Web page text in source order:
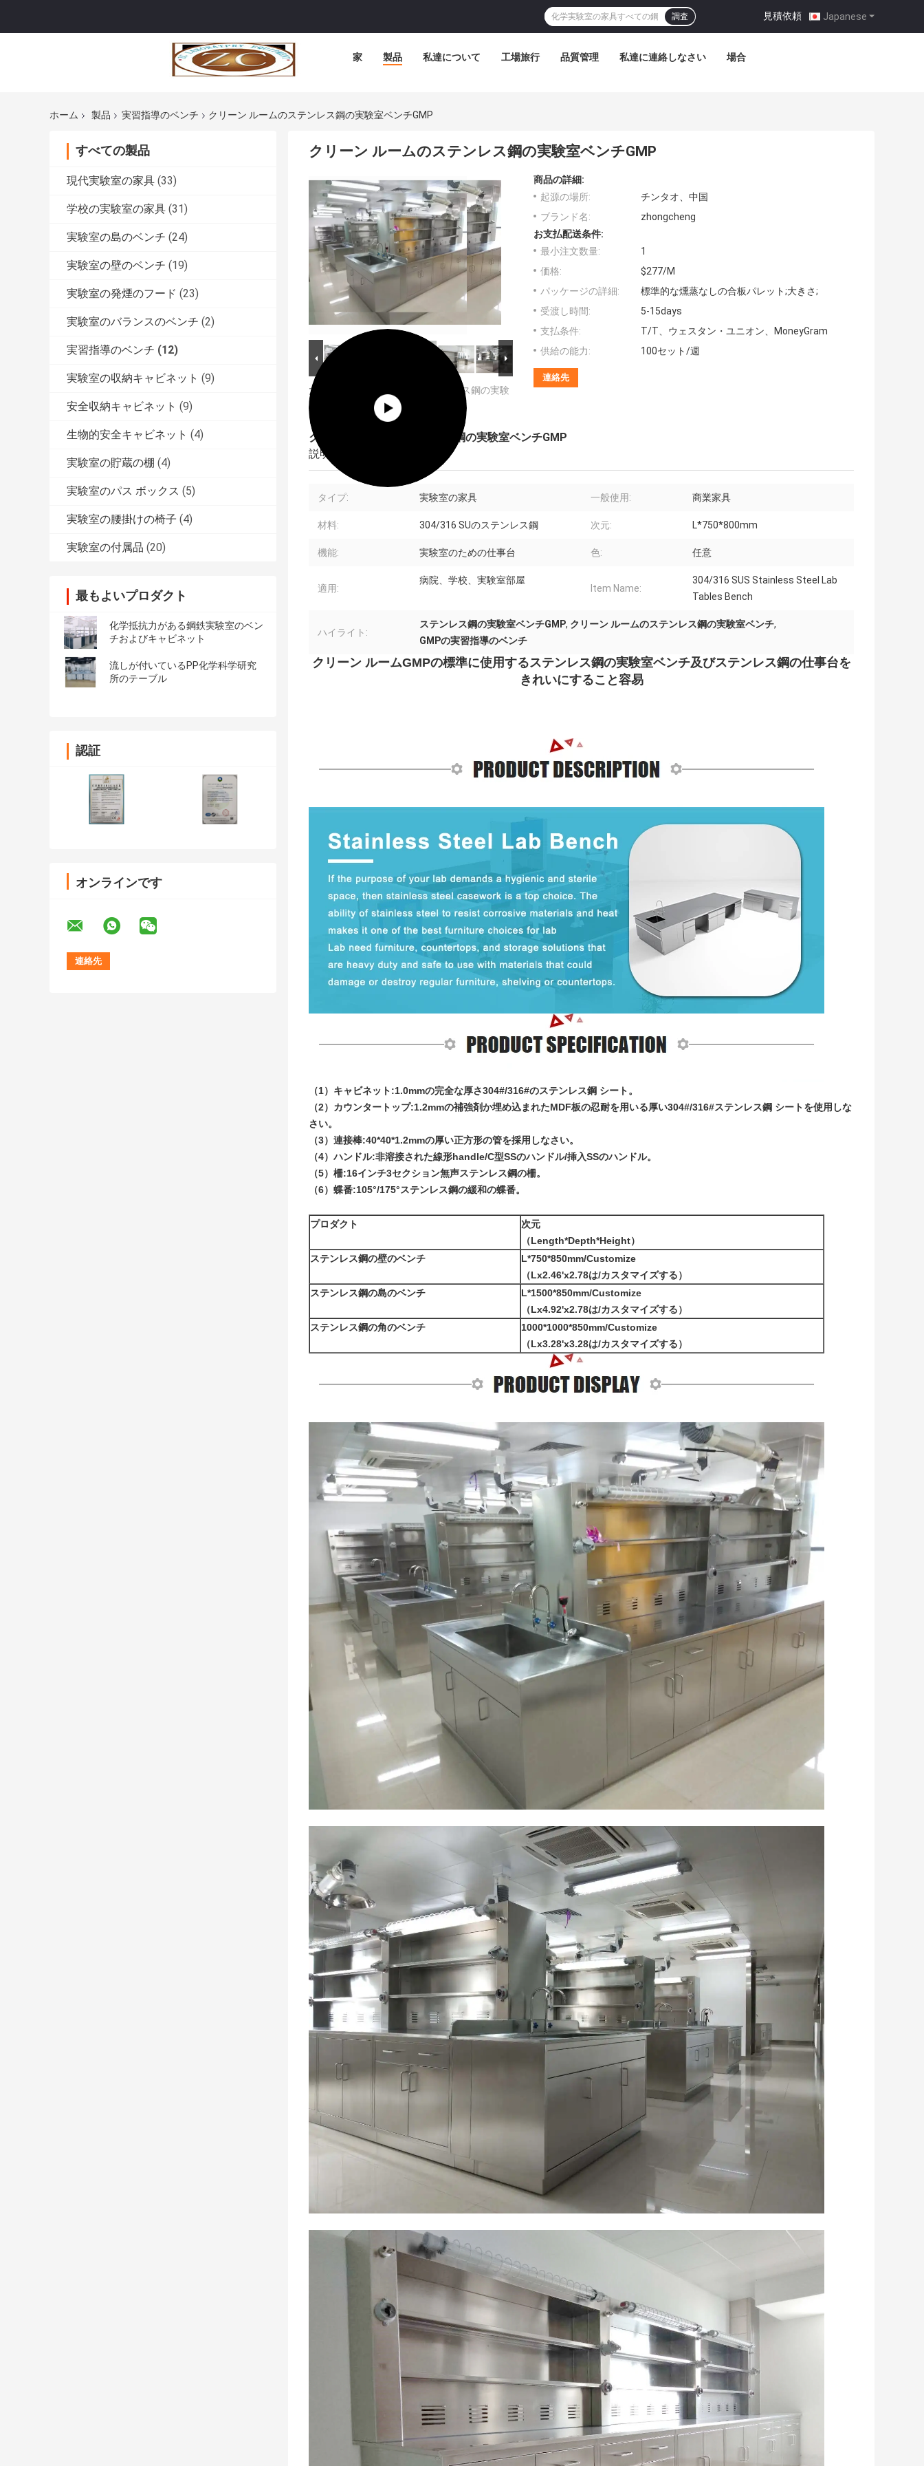
Japanese
見積依頼 |
調査
家 製品 私達について 工場旅行 品質管理 私達に連絡しなさい 場合
ホーム 製品 実習指導のベンチ クリーン ルームのステンレス鋼の実験室ベンチGMP
すべての製品
現代実験室の家具 (33)
学校の実験室の家具 (31)
実験室の島のベンチ (24)
実験室の壁のベンチ (19)
実験室の発煙のフード (23)
実験室のバランスのベンチ (2)
実習指導のベンチ (12)
実験室の収納キャビネット (9)
安全収納キャビネット (9)
生物的安全キャビネット (4)
実験室の貯蔵の棚 (4)
実験室のパス ボックス (5)
実験室の腰掛けの椅子 (4)
実験室の付属品 (20)
最もよいプロダクト
化学抵抗力がある鋼鉄実験室のベン
チおよびキャビネット
流しが付いているPP化学科学研究
所のテーブル
認証
オンラインです
クリーン ルームのステンレス鋼の実験室ベンチGMP
大画像 :
クリーン ルームのステンレス鋼の実験
室ベンチGMP
商品の詳細:
起源の場所:
チンタオ、中国
ブランド名:
zhongcheng
お支払配送条件:
最小注文数量:
1
価格:
$277/M
パッケージの詳細:
標準的な燻蒸なしの合板パレット;大きさ;
受渡し時間:
5-15days
支払条件:
T/T、ウェスタン・ユニオン、MoneyGram
供給の能力:
100セット/週
連絡先
クリーン ルームのステンレス鋼の実験室ベンチGMP
説明
タイプ: 実験室の家具 一般使用: 商業家具
材料: 304/316 SUのステンレス鋼 次元: L*750*800mm
機能: 実験室のための仕事台 色: 任意
適用:
病院、学校、実験室部屋
Item Name:
304/316 SUS Stainless Steel Lab
Tables Bench
ハイライト:
ステンレス鋼の実験室ベンチGMP, クリーン ルームのステンレス鋼の実験室ベンチ,
GMPの実習指導のベンチ
クリーン ルームGMPの標準に使用するステンレス鋼の実験室ベンチ及びステンレス鋼の仕事台を
きれいにすること容易
（1）キャビネット:1.0mmの完全な厚さ304#/316#のステンレス鋼 シート。
（2）カウンタートップ:1.2mmの補強剤か埋め込まれたMDF板の忍耐を用いる厚い304#/316#ステンレス鋼 シートを使用しな
さい。
（3）連接棒:40*40*1.2mmの厚い正方形の管を採用しなさい。
（4）ハンドル:非溶接された線形handle/C型SSのハンドル/挿入SSのハンドル。
（5）柵:16インチ3セクション無声ステンレス鋼の柵。
（6）蝶番:105°/175°ステンレス鋼の緩和の蝶番。
プロダクト
次元
（Length*Depth*Height）
ステンレス鋼の壁のベンチ
L*750*850mm/Customize
（Lx2.46'x2.78は/カスタマイズする）
ステンレス鋼の島のベンチ
L*1500*850mm/Customize
（Lx4.92'x2.78は/カスタマイズする）
ステンレス鋼の角のベンチ
1000*1000*850mm/Customize
（Lx3.28'x3.28は/カスタマイズする）